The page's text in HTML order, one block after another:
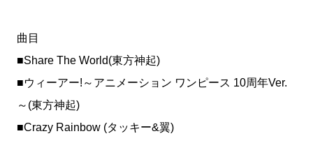
曲目
■Share The World(東方神起)
■ウィーアー!～アニメーション ワンピース 10周年Ver.
～(東方神起)
■Crazy Rainbow (タッキー&翼)